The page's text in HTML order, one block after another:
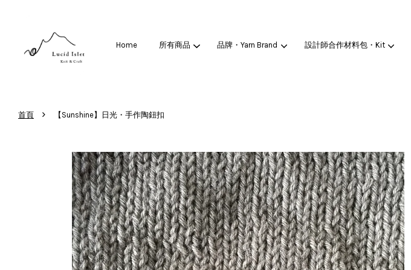
Home 所有商品 品牌・Yarn Brand 設計師合作材料包・Kit
首頁 › 【Sunshine】日光・手作陶鈕扣